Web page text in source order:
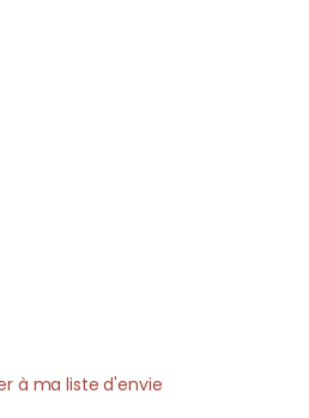
à ma liste d'envie